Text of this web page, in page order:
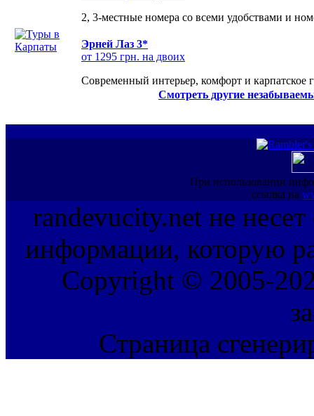
2, 3-местные номера со всеми удобствами и
Эрней Лаз 3*
от 1295 грн. на двоих
Современный интерьер, комфорт и карпатское
Смотреть другие
При использовании
ссылка на
randevucity.net не несет
информации, которую
Copyright © 2005-
Страница